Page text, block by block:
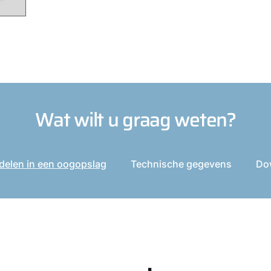
Wat wilt u graag weten?
in een oogopslag Technische gegevens